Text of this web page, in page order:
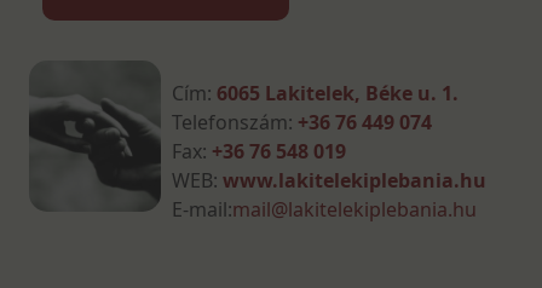
Cím: 6065 Lakitelek, Béke u. 1.
Telefonszám: +36 76 449 074
Fax: +36 76 548 019
WEB: www.lakitelekiplebania.hu
E-mail:mail@lakitelekiplebania.hu